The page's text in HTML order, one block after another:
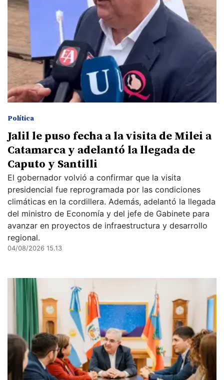
Política
Jalil le puso fecha a la visita de Milei a
Catamarca y adelantó la llegada de
Caputo y Santilli
El gobernador volvió a confirmar que la visita
presidencial fue reprogramada por las condiciones
climáticas en la cordillera. Además, adelantó la llegada
del ministro de Economía y del jefe de Gabinete para
avanzar en proyectos de infraestructura y desarrollo
regional.
04/08/2026 15.13